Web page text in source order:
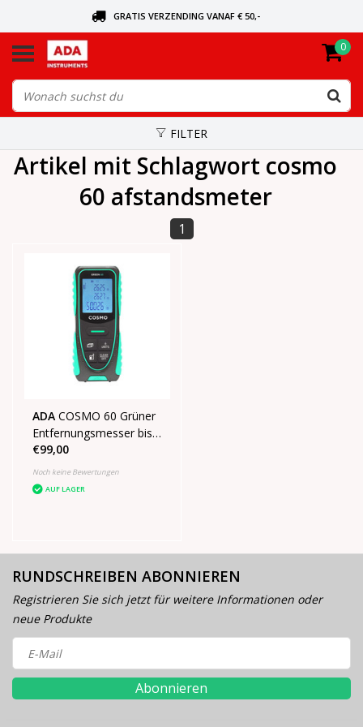
GRATIS VERZENDING VANAF € 50,-
VANDAAG BESTELD, VANDAAG VERZONDEN
0
FILTER
Artikel mit Schlagwort cosmo
60 afstandsmeter
1
ADA COSMO 60 Grüner
Entfernungsmesser bis
60m
€99,00
Noch keine Bewertungen
AUF LAGER
RUNDSCHREIBEN ABONNIEREN
Registrieren Sie sich jetzt für weitere Informationen oder
neue Produkte
Abonnieren